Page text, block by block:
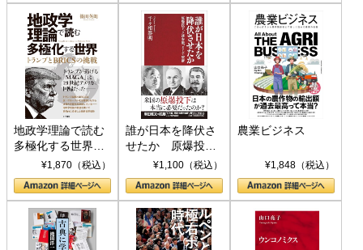
地政学理論で読む
多極化する世界：
トランプとBRICS
の挑戦
¥1,870（税込）
誰が日本を降伏さ
せたか 原爆投
下、ソ連参戦、そ
して聖断 (PHP新
書)
¥1,100（税込）
農業ビジネス
¥1,848（税込）